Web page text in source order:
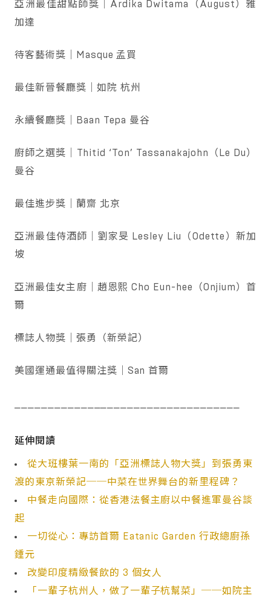
亞洲最佳甜點師獎｜Ardika Dwitama（August）雅
加達
待客藝術獎｜Masque 孟買
最佳新晉餐廳獎｜如院 杭州
永續餐廳獎｜Baan Tepa 曼谷
廚師之選獎｜Thitid ‘Ton’ Tassanakajohn（Le Du）
曼谷
最佳進步獎｜蘭齋 北京
亞洲最佳侍酒師｜劉家旻 Lesley Liu（Odette）新加
坡
亞洲最佳女主廚｜趙恩熙 Cho Eun-hee（Onjium）首
爾
標誌人物獎｜張勇（新榮記）
美國運通最值得關注獎｜San 首爾
延伸閱讀
從大班樓葉一南的「亞洲標誌人物大獎」到張勇東
渡的東京新榮記──中菜在世界舞台的新里程碑？
中餐走向國際：從香港法餐主廚以中餐進軍曼谷談
起
一切從心：專訪首爾 Eatanic Garden 行政總廚孫
鍾元
改變印度精緻餐飲的 3 個女人
「一輩子杭州人，做了一輩子杭幫菜」──如院主